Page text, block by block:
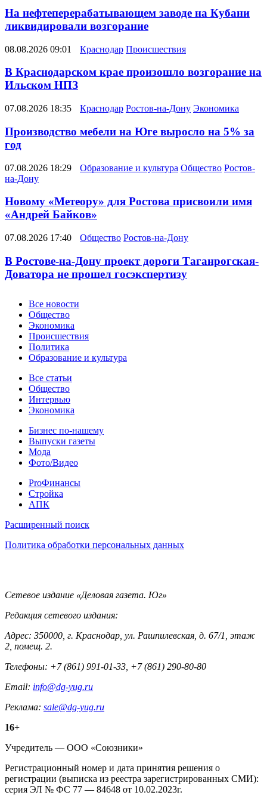
На нефтеперерабатывающем заводе на Кубани
ликвидировали возгорание
08.08.2026 09:01 Краснодар Происшествия
В Краснодарском крае произошло возгорание на
Ильском НПЗ
07.08.2026 18:35 Краснодар Ростов-на-Дону Экономика
Производство мебели на Юге выросло на 5% за
год
07.08.2026 18:29 Образование и культура Общество Ростов-
на-Дону
Новому «Метеору» для Ростова присвоили имя
«Андрей Байков»
07.08.2026 17:40 Общество Ростов-на-Дону
В Ростове-на-Дону проект дороги Таганрогская-
Доватора не прошел госэкспертизу
Новости
Все новости
Общество
Экономика
Происшествия
Политика
Образование и культура
Статьи
Все статьи
Общество
Интервью
Экономика
Разное
Бизнес по-нашему
Выпуски газеты
Мода
Фото/Видео
Pro
ProФинансы
Стройка
АПК
Информация
Расширенный поиск
Политика обработки персональных данных
Контакты
Сетевое издание «Деловая газета. Юг»
Редакция сетевого издания:
Адрес: 350000, г. Краснодар, ул. Рашпилевская, д. 67/1, этаж
2, помещ. 2.
Телефоны: +7 (861) 991-01-33, +7 (861) 290-80-80
Email: info@dg-yug.ru
Реклама: sale@dg-yug.ru
Информация
о
издании
16+
Учредитель — ООО «Союзники»
Регистрационный номер и дата принятия решения о
регистрации (выписка из реестра зарегистрированных СМИ):
серия ЭЛ № ФС 77 — 84648 от 10.02.2023г.